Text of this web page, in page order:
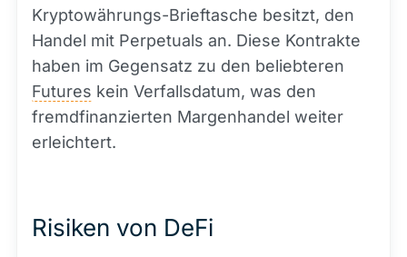
Kryptowährungs-Brieftasche besitzt, den
Handel mit Perpetuals an. Diese Kontrakte
haben im Gegensatz zu den beliebteren
Futures kein Verfallsdatum, was den
fremdfinanzierten Margenhandel weiter
erleichtert.
Risiken von DeFi